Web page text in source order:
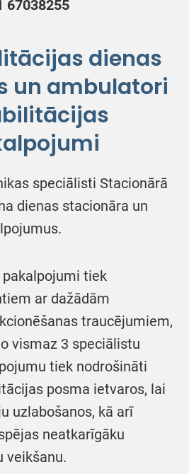
67038255
dienas
un ambulatori
speciālisti Stacionārā
dienas stacionāra un
tiek
ar dažādām
traucējumiem,
vismaz 3 speciālistu
tiek nodrošināti
posma ietvaros, lai
uzlabošanos, kā arī
neatkarīgāku
veikšanu.